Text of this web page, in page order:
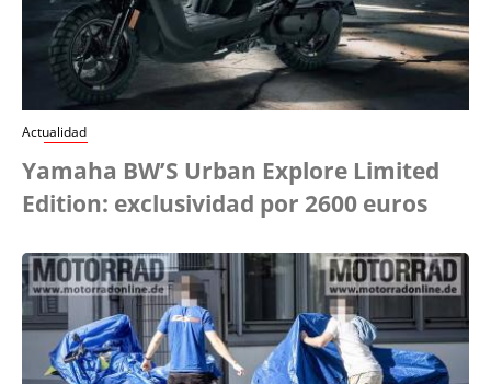
Actualidad
Yamaha BW’S Urban Explore Limited
Edition: exclusividad por 2600 euros